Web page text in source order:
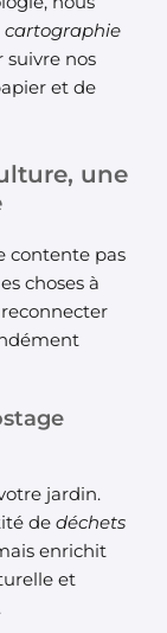
cartographie
suivre nos
et de
une
contente pas
choses à
jardin.
de déchets
enrichit
et